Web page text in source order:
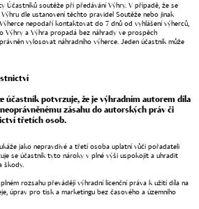
Účastníků soutěže při předávání Výhry. V případě, že se
dle ustanovení těchto pravidel Soutěže nebo jinak
nepodaří kontaktovat do 7 dnů od vyhlášení výherců,
Výhry a Výhra propadá bez náhrady ve prospěch
vylosovat náhradního výherce. Jeden účastník může
účastník potvrzuje, že je výhradním autorem díla
zásahu do autorských práv či
třetích osob.
jako nepravdivé a třetí osoba uplatní vůči pořadateli
se účastník tyto nároky v plné výši uspokojit a uhradit
škody.
rozsahu převádějí výhradní licenční práva k užití díla na
úprav pro tisk a marketingu bez časového a územního